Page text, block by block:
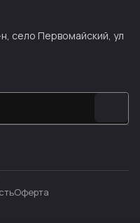
село Первомайский, ул
Оферта